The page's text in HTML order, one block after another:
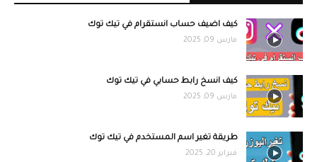
كيف اضيف حساب انستقرام في تيك توك
مارس 09, 2025
كيف انسخ رابط حسابي في تيك توك
مارس 09, 2025
طريقة تغير اسم المستخدم في تيك توك
فبراير 20, 2025